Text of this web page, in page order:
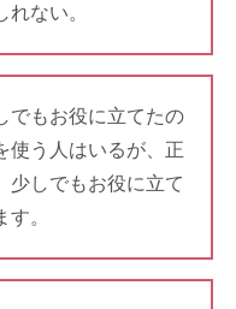
ない。
でもお役に立てたの
使う人はいるが、正
少しでもお役に立て
。